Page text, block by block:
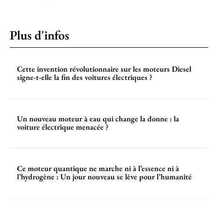
Plus d'infos
Cette invention révolutionnaire sur les moteurs Diesel
signe-t-elle la fin des voitures électriques ?
Un nouveau moteur à eau qui change la donne : la
voiture électrique menacée ?
Ce moteur quantique ne marche ni à l’essence ni à
l’hydrogène : Un jour nouveau se lève pour l’humanité